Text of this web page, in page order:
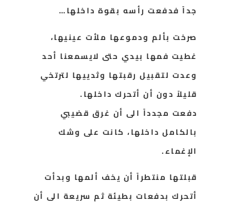
جداً فدفعت رأسه بقوة داخلها…
صرخت بألم ودموعها ملأت عينيها،
غطيت فمها بيدي حتى لايسمعنا أحد
وعدت لتقبيل رقبتها وثدييها لترتخي
قليلاً دون أن أتحرك داخلها.
دفعت مجدداً الى أن غرق قضيبي
بالكامل داخلها، كانت على وشك
الإغماء.
قبلتها منتطراً أن يخف ألمها وبدأت
أتحرك بدفعات بطيئة ثم سريعة الى أن